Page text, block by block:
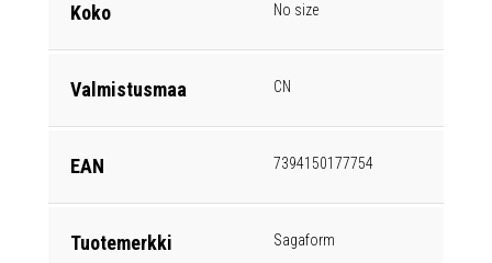
Koko No size
Valmistusmaa CN
EAN 7394150177754
Tuotemerkki Sagaform